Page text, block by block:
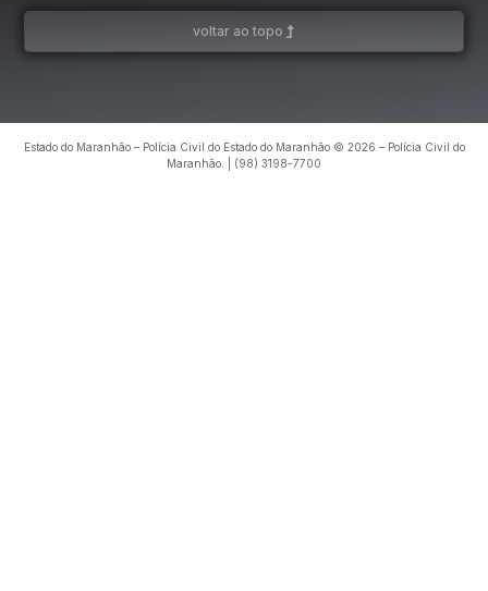
voltar ao topo
Estado do Maranhão – Polícia Civil do Estado do Maranhão © 2026 – Polícia Civil do
Maranhão. | (98) 3198-7700